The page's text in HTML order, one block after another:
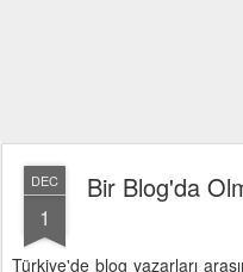
DEC
1
Bir Blog'da
Türkiye'de blog yazarları